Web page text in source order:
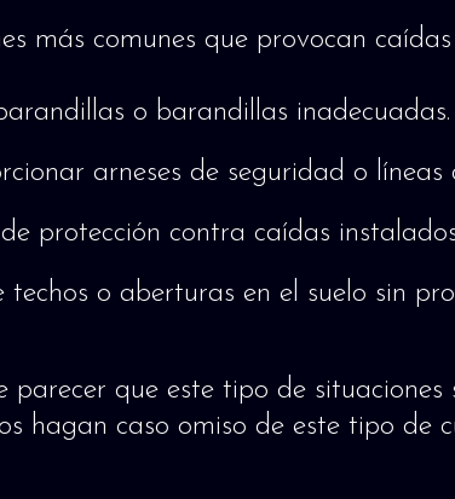
más comunes que provocan
o barandillas inadecuadas.
arneses de seguridad o líneas
protección contra caídas
techos o aberturas en el suelo sin
parecer que este tipo de
hagan caso omiso de este tipo de